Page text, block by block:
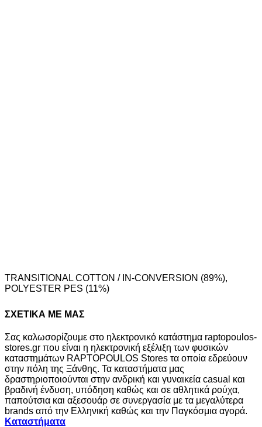
TRANSITIONAL COTTON / IN-CONVERSION (89%),
POLYESTER PES (11%)
ΣΧΕΤΙΚΑ ΜΕ ΜΑΣ
Σας καλωσορίζουμε στο ηλεκτρονικό κατάστημα raptopoulos-
stores.gr που είναι η ηλεκτρονική εξέλιξη των φυσικών
καταστημάτων RAPTOPOULOS Stores τα οποία εδρεύουν
στην πόλη της Ξάνθης. Τα καταστήματα μας
δραστηριοποιούνται στην ανδρική και γυναικεία casual και
βραδινή ένδυση, υπόδηση καθώς και σε αθλητικά ρούχα,
παπούτσια και αξεσουάρ σε συνεργασία με τα μεγαλύτερα
brands από την Ελληνική καθώς και την Παγκόσμια αγορά.
Καταστήματα